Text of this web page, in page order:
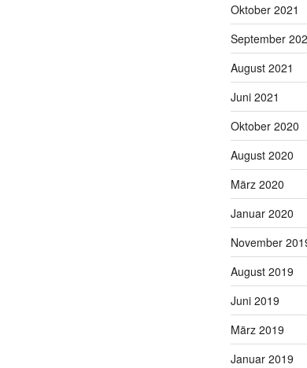
Oktober 2021
September
August 2021
Juni 2021
Oktober 2020
August 2020
März 2020
Januar 2020
November
August 2019
Juni 2019
März 2019
Januar 2019